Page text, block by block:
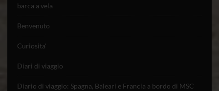
barca a vela
Benvenuto
Curiosita'
Diari di viaggio
Diario di viaggio: Spagna, Baleari e Francia a bordo di MSC